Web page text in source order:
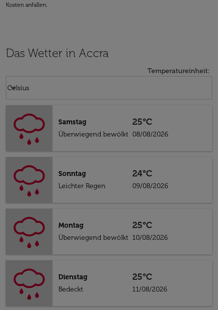
Kosten anfallen.
Das Wetter in Accra
Temperatureinheit:
Celsius
keyboard_arrow_down
Samstag
Überwiegend bewölkt
25°C
08/08/2026
Sonntag
Leichter Regen
24°C
09/08/2026
Montag
Überwiegend bewölkt
25°C
10/08/2026
Dienstag
Bedeckt
25°C
11/08/2026